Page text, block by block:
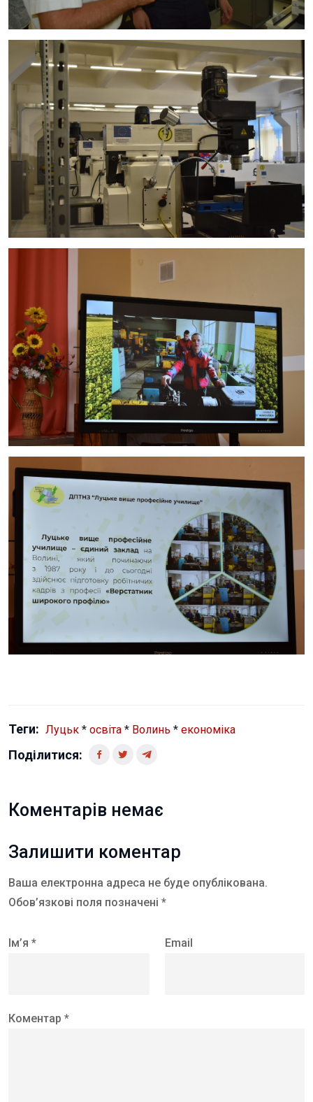
Теги: Луцьк * освіта * Волинь * економіка
Поділитися:
Коментарів немає
Залишити коментар
Ваша електронна адреса не буде опублікована.
Обов’язкові поля позначені *
Ім’я * Email
Коментар *